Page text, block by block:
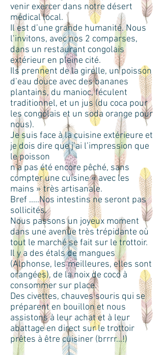
venir exercer dans notre désert
médical local.
Il est d’une grande humanité. Nous
l’invitons, avec nos 2 comparses,
dans un restaurant congolais
extérieur en pleine cité.
Ils prennent de la girelle, un poisson
d’eau douce avec des bananes
plantains, du manioc, féculent
traditionnel, et un jus (du coca pour
les congolais et un soda orange pour
nous).
Je suis face à la cuisine extérieure et
je dois dire que j’ai l’impression que
le poisson
n’a pas été encore pêché, sans
compter une cuisine « avec les
mains » très artisanale.
Bref .....Nos intestins ne seront pas
sollicités.
Nous passons un joyeux moment
dans une avenue très trépidante où
tout le marché se fait sur le trottoir.
Il y a des étals de mangues
(Alphonse, les meilleures, elles sont
orangées), de la noix de coco à
consommer sur place.
Des civettes, chauves souris qui se
préparent en bouillon et nous
assistons à leur achat et à leur
abattage en direct sur le trottoir
prêtes à être cuisiner (brrrr...!)